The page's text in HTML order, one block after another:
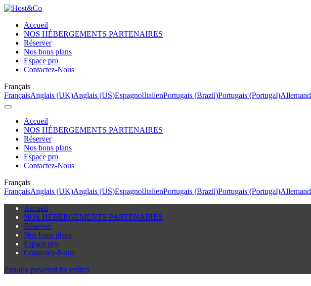
Accueil
NOS HÉBERGEMENTS PARTENAIRES
Réserver
Nos bons plans
Espace pro
Contactez-Nous
Français
FrançaisAnglais (UK)Anglais (US)EspagnolItalienPortugais (Brazil)Portugais (Portugal)Allemand
Accueil
NOS HÉBERGEMENTS PARTENAIRES
Réserver
Nos bons plans
Espace pro
Contactez-Nous
Français
FrançaisAnglais (UK)Anglais (US)EspagnolItalienPortugais (Brazil)Portugais (Portugal)Allemand
Accueil
NOS HÉBERGEMENTS PARTENAIRES
Réserver
Nos bons plans
Espace pro
Contactez-Nous
Proudly powered by eviivo